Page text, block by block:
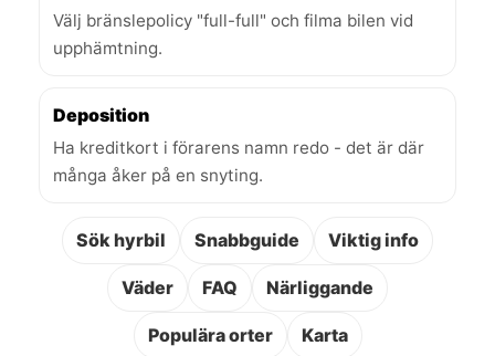
Välj bränslepolicy "full-full" och filma bilen vid
upphämtning.
Deposition
Ha kreditkort i förarens namn redo - det är där
många åker på en snyting.
Sök hyrbil Snabbguide Viktig info
Väder FAQ Närliggande
Populära orter Karta